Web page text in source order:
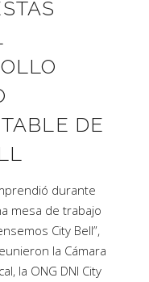
DE
durante
mesa de trabajo
City Bell”,
la Cámara
la ONG DNI City